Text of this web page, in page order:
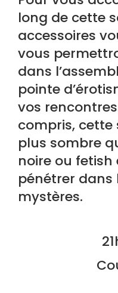
long de cette
accessoires
vous
dans
pointe
vos
compris, cette
plus sombre
noire ou fetish
pénétrer dans
mystères.